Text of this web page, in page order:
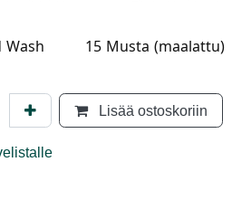
Wash 15 Musta (maalattu)
Lisää ostoskoriin